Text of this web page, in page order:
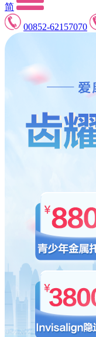
简
00852-62157070